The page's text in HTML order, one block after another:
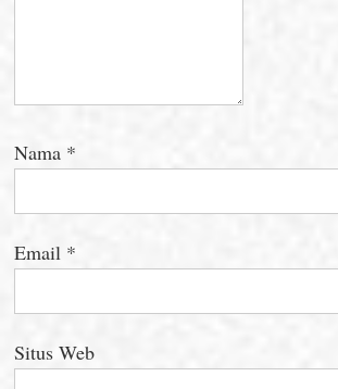
Nama *
Email *
Situs Web